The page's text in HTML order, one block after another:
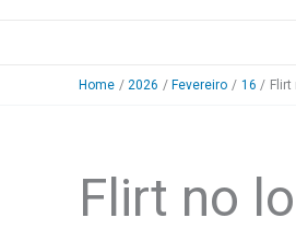
Home 2026 Fevereiro 16 Flirt
Flirt no